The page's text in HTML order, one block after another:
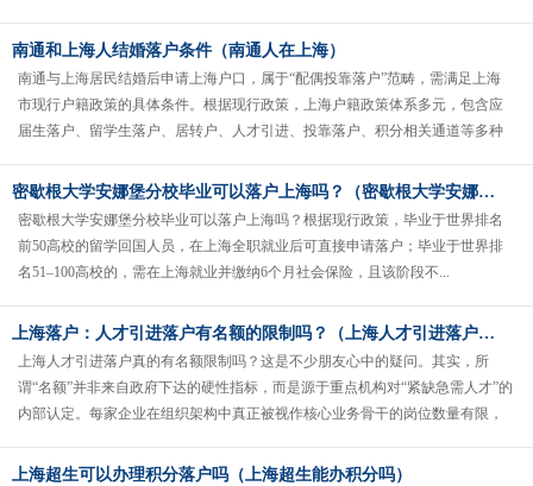
南通和上海人结婚落户条件（南通人在上海）
南通与上海居民结婚后申请上海户口，属于“配偶投靠落户”范畴，需满足上海
市现行户籍政策的具体条件。根据现行政策，上海户籍政策体系多元，包含应
届生落户、留学生落户、居转户、人才引进、投靠落户、积分相关通道等多种
密歇根大学安娜堡分校毕业可以落户上海吗？（密歇根大学安娜堡分校在哪）
密歇根大学安娜堡分校毕业可以落户上海吗？根据现行政策，毕业于世界排名
前50高校的留学回国人员，在上海全职就业后可直接申请落户；毕业于世界排
名51–100高校的，需在上海就业并缴纳6个月社会保险，且该阶段不...
上海落户：人才引进落户有名额的限制吗？（上海人才引进落户有什么好处）
上海人才引进落户真的有名额限制吗？这是不少朋友心中的疑问。其实，所
谓“名额”并非来自政府下达的硬性指标，而是源于重点机构对“紧缺急需人才”的
内部认定。每家企业在组织架构中真正被视作核心业务骨干的岗位数量有限，
上海超生可以办理积分落户吗（上海超生能办积分吗）